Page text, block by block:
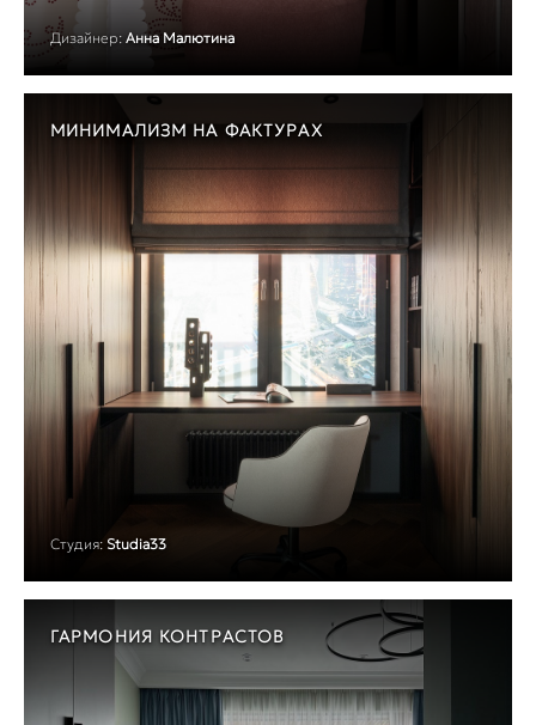
Дизайнер: Анна Малютина
МИНИМАЛИЗМ НА ФАКТУРАХ
Студия: Studia33
ГАРМОНИЯ КОНТРАСТОВ